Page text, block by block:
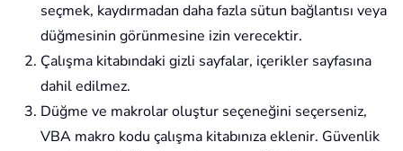
seçmek, kaydırmadan daha fazla sütun bağlantısı veya
düğmesinin görünmesine izin verecektir.
Çalışma kitabındaki gizli sayfalar, içerikler sayfasına
dahil edilmez.
Düğme ve makrolar oluştur seçeneğini seçerseniz,
VBA makro kodu çalışma kitabınıza eklenir. Güvenlik